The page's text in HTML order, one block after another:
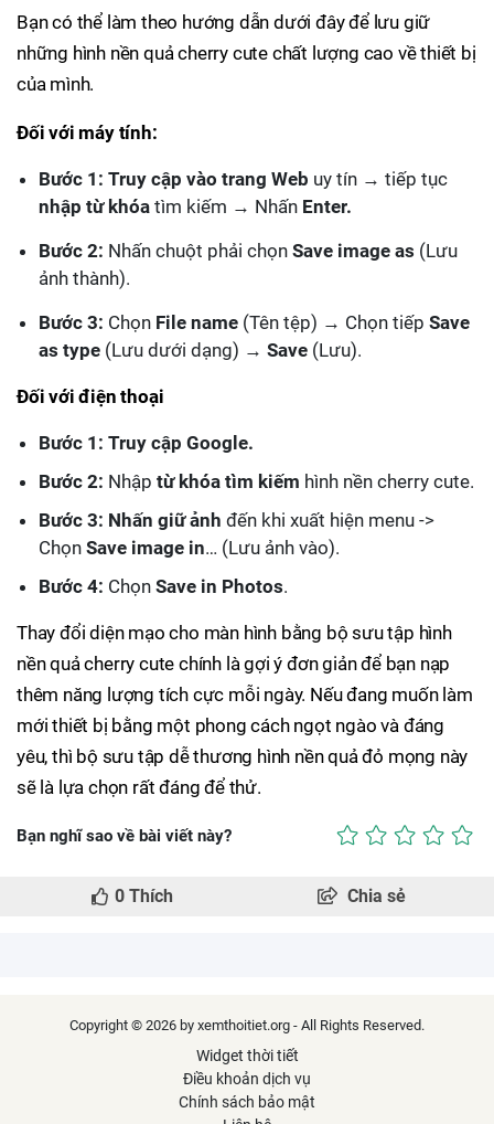
Bạn có thể làm theo hướng dẫn dưới đây để lưu giữ
những hình nền quả cherry cute chất lượng cao về thiết bị
của mình.
Đối với máy tính:
Bước 1: Truy cập vào trang Web uy tín → tiếp tục
nhập từ khóa tìm kiếm → Nhấn Enter.
Bước 2: Nhấn chuột phải chọn Save image as (Lưu
ảnh thành).
Bước 3: Chọn File name (Tên tệp) → Chọn tiếp Save
as type (Lưu dưới dạng) → Save (Lưu).
Đối với điện thoại
Bước 1: Truy cập Google.
Bước 2: Nhập từ khóa tìm kiếm hình nền cherry cute.
Bước 3: Nhấn giữ ảnh đến khi xuất hiện menu ->
Chọn Save image in… (Lưu ảnh vào).
Bước 4: Chọn Save in Photos.
Thay đổi diện mạo cho màn hình bằng bộ sưu tập hình
nền quả cherry cute chính là gợi ý đơn giản để bạn nạp
thêm năng lượng tích cực mỗi ngày. Nếu đang muốn làm
mới thiết bị bằng một phong cách ngọt ngào và đáng
yêu, thì bộ sưu tập dễ thương hình nền quả đỏ mọng này
sẽ là lựa chọn rất đáng để thử.
Bạn nghĩ sao về bài viết này?
0 Thích Chia sẻ
Copyright © 2026 by xemthoitiet.org - All Rights Reserved.
Widget thời tiết
Điều khoản dịch vụ
Chính sách bảo mật